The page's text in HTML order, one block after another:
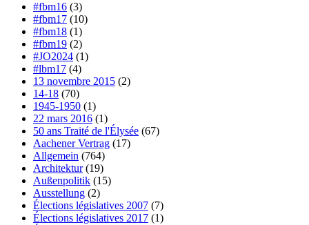
#fbm16 (3)
#fbm17 (10)
#fbm18 (1)
#fbm19 (2)
#JO2024 (1)
#lbm17 (4)
13 novembre 2015 (2)
14-18 (70)
1945-1950 (1)
22 mars 2016 (1)
50 ans Traité de l'Élysée (67)
Aachener Vertrag (17)
Allgemein (764)
Architektur(19)
Außenpolitik (15)
Ausstellung (2)
Élections législatives 2007 (7)
Élections législatives 2017 (1)